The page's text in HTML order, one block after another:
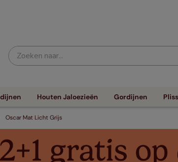
Zoeken naar...
Houten Jaloezieën Gordijnen
Oscar Mat Licht Grijs